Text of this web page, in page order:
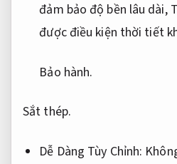
đảm bảo độ bền lâu dài,
được điều kiện thời tiết
Bảo hành.
Sắt thép.
Dễ Dàng Tùy Chỉnh: